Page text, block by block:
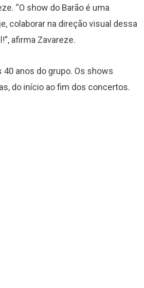
“O show do Barão é uma
colaborar na direção visual dessa
afirma Zavareze.
40 anos do grupo. Os shows
do início ao fim dos concertos.